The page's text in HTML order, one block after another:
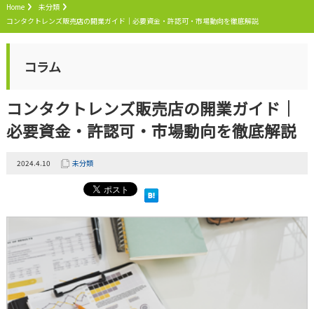
Home
未分類
コンタクトレンズ販売店の開業ガイド｜必要資金・許認可・市場動向を徹底解説
コラム
コンタクトレンズ販売店の開業ガイド｜
必要資金・許認可・市場動向を徹底解説
2024.4.10 未分類